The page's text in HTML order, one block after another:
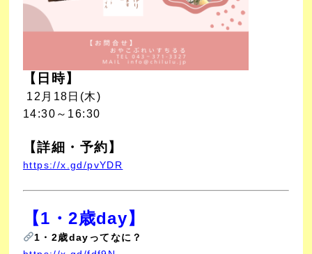
【日時】
12月18 日(木)
14:30～16:30
【詳細・予約】
https://x.gd/pvYDR
【1・2歳day】
1・2歳dayってなに？